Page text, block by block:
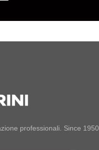
professionali. Since 1950